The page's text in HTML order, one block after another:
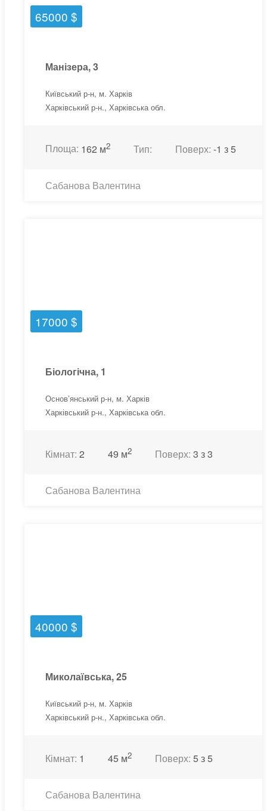
65000 $
Манізера, 3
Київський р-н, м. Харків
Харківський р-н., Харківська обл.
Площа: 162 м2 Тип: Поверх: -1 з 5
Сабанова Валентина
17000 $
Біологічна, 1
Основ’янський р-н, м. Харків
Харківський р-н., Харківська обл.
Кімнат: 2 49 м2 Поверх: 3 з 3
Сабанова Валентина
40000 $
Миколаївська, 25
Київський р-н, м. Харків
Харківський р-н., Харківська обл.
Кімнат: 1 45 м2 Поверх: 5 з 5
Сабанова Валентина